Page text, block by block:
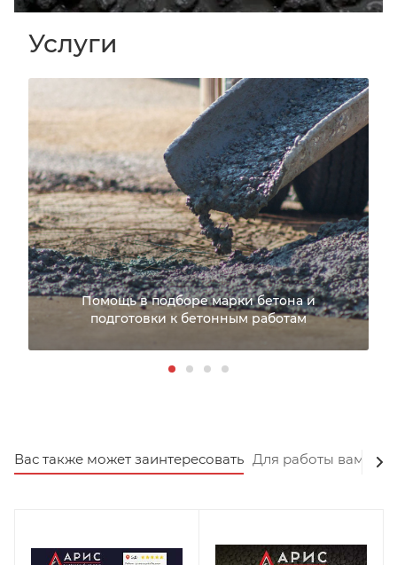
Услуги
Помощь в подборе марки бетона и
подготовки к бетонным работам
Вас также может заинтересовать Для работы вам